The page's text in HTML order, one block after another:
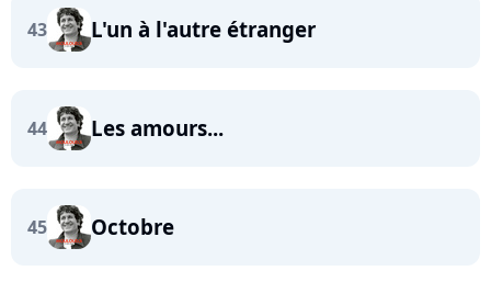
43 L'un à l'autre étranger
44 Les amours...
45 Octobre